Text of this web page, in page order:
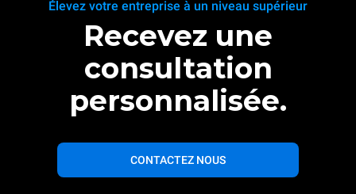
Élevez votre entreprise à un niveau supérieur
Recevez une
consultation
personnalisée.
CONTACTEZ NOUS